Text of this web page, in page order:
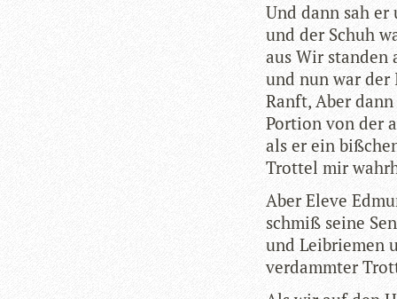
Und dann sah er
und der Schuh
aus Wir stan­den
und nun war der
Ranft, Aber
Por­tion von der
als er ein
Trot­tel mir
Aber Eleve
schmiß seine
und Leib­rie­men
ver­damm­ter